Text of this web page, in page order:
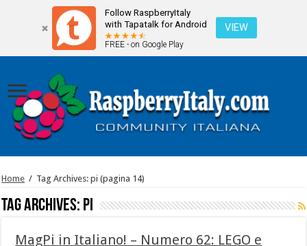
Follow RaspberryItaly
with Tapatalk for Android
FREE - on Google Play
VIEW
Home / Tag Archives: pi (pagina 14)
Tag Archives: pi
MagPi in Italiano! – Numero 62: LEGO e